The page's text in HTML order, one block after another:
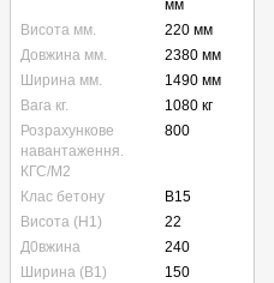
мм
Висота мм.
220 мм
Довжина мм.
2380 мм
Ширина мм.
1490 мм
Вага кг.
1080 кг
Розрахункове
навантаження.
КГС/М2
800
Клас бетону
B15
Висота (Н1)
22
Д0вжина
240
Ширина (В1)
150